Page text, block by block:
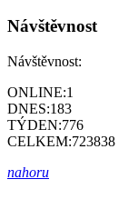
Návštěvnost
Návštěvnost:
ONLINE:1
DNES:183
TÝDEN:776
CELKEM:723838
nahoru